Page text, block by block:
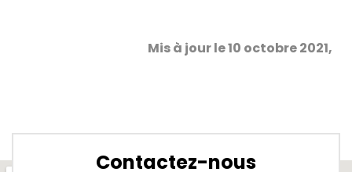
Mis à jour le 10 octobre 2021,
Contactez-nous